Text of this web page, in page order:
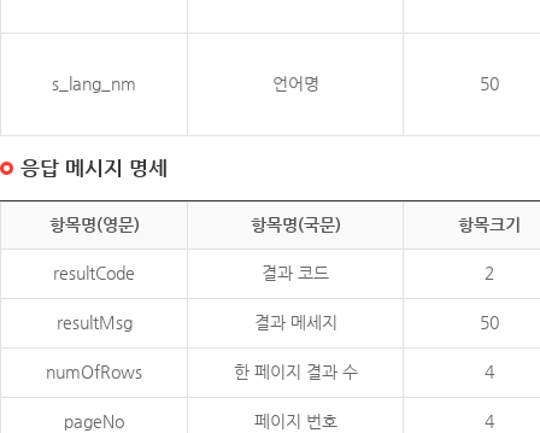
s_lang_nm 언어명 50
응답 메시지 명세
항목명(영문) 항목명(국문) 항목크기
resultCode 결과 코드 2
resultMsg 결과 메세지 50
numOfRows 한 페이지 결과 수 4
pageNo 페이지 번호 4